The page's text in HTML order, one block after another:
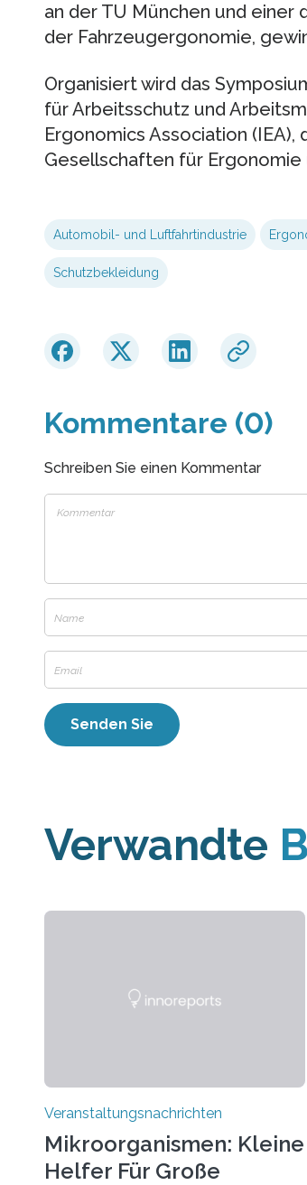
an der TU München und
der Fahrzeugergonomie,
Organisiert wird das
für Arbeitsschutz und
Ergonomics Association
Gesellschaften für
Automobil- und Luftfahrtindustrie
Schutzbekleidung
Kommentare (0)
Schreiben Sie einen Kommentar
Verwandte
Veranstaltungsnachrichten
Mikroorganismen: Kleine
Helfer Für Große